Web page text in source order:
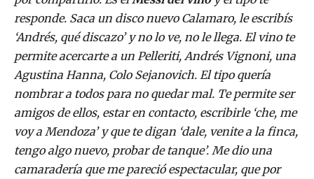
responde. Saca un disco nuevo Calamaro, le escribís
‘Andrés, qué discazo’ y no lo ve, no le llega. El vino te
permite acercarte a un Pelleriti, Andrés Vignoni, una
Agustina Hanna, Colo Sejanovich. El tipo quería
nombrar a todos para no quedar mal. Te permite ser
amigos de ellos, estar en contacto, escribirle ‘che, me
voy a Mendoza’ y que te digan ‘dale, venite a la finca,
tengo algo nuevo, probar de tanque’. Me dio una
camaradería que me pareció espectacular, que por